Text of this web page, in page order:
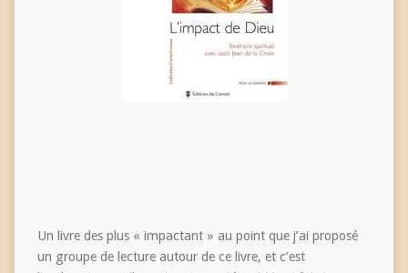
Un livre des plus « impactant » au point que j’ai proposé
un groupe de lecture autour de ce livre, et c’est